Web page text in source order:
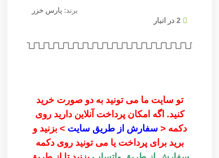
برند: پارس خزر
2 در انبار
تو سایت ما می تونید به دو صورت خرید
کنید. اگه امکان پرداخت آنلاین دارید روی
دکمه <سفارش از طریق سایت> بزنید و
برید برای پرداخت یا می تونید روی دکمه